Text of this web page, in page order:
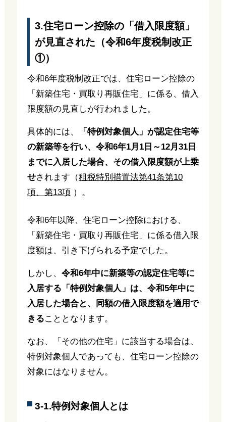
3.住宅ローン控除の「借入限度額」
が見直された（令和6年度税制改正
①）
令和6年度税制改正では、住宅ローン控除の
「新築住宅・買取り再販住宅」に係る、借入
限度額の見直しが行われました。
具体的には、
「特例対象個人」が認定住宅等
の新築等を行い、令和6年1月1日～12月31日
までに入居した場合、その借入限度額が上乗
せされます（租税特別措置法第41条第10
項、第13項 ）。
令和6年以降、住宅ローン控除における、
「新築住宅・買取り再販住宅」に係る借入限
度額は、引き下げられる予定でした。
しかし、 令和6年中に新築等の認定住宅等に
入居する「特例対象個人」は、令和5年中に
入居した場合と、同額の借入限度額を適用で
きることとなります。
なお、「その他の住宅」に該当する場合は、
特例対象個人であっても、住宅ローン控除の
対象にはなりません。
3-1.特例対象個人とは